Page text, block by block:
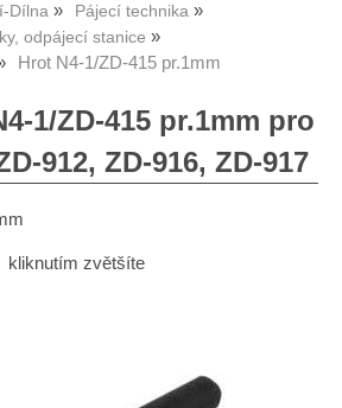
Dílna
Pájecí technika
odpájecí stanice
Hrot N4-1/ZD-415 pr.1mm
1/ZD-415 pr.1mm pro
912, ZD-916, ZD-917
kliknutím zvětšíte